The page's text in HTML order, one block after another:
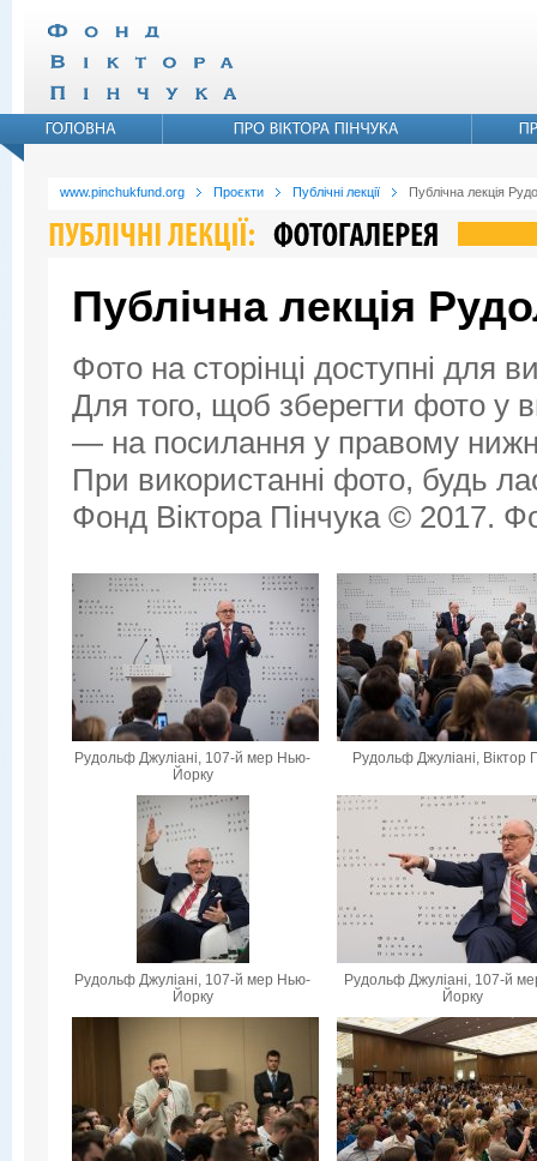
www.pinchukfund.org Проєкти Публічні лекції Публічна лекція
Публічна лекція
Фото на сторінці доступні для
Для того, щоб зберегти фото у
— на посилання у правому
При використанні фото, будь
Фонд Віктора Пінчука © 2017.
Рудольф Джуліані, 107-й мер Нью-
Йорку
Рудольф Джуліані, Віктор
Рудольф Джуліані, 107-й мер Нью-
Йорку
Рудольф Джуліані, 107-й
Йорку